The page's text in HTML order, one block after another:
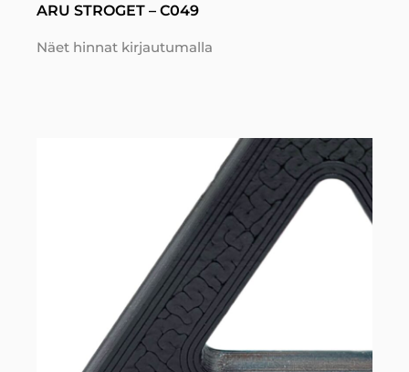
ARU STROGET – C049
Näet hinnat kirjautumalla